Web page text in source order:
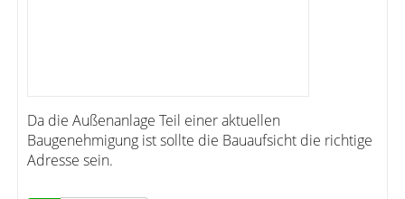
Da die Außenanlage Teil einer aktuellen
Baugenehmigung ist sollte die Bauaufsicht die richtige
Adresse sein.